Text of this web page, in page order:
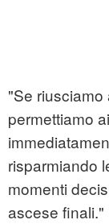
"Se
permettiamo
risparmiando
momenti
ascese finali."